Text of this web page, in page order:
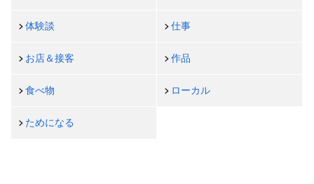
体験談 仕事
お店＆接客 作品
食べ物 ローカル
ためになる